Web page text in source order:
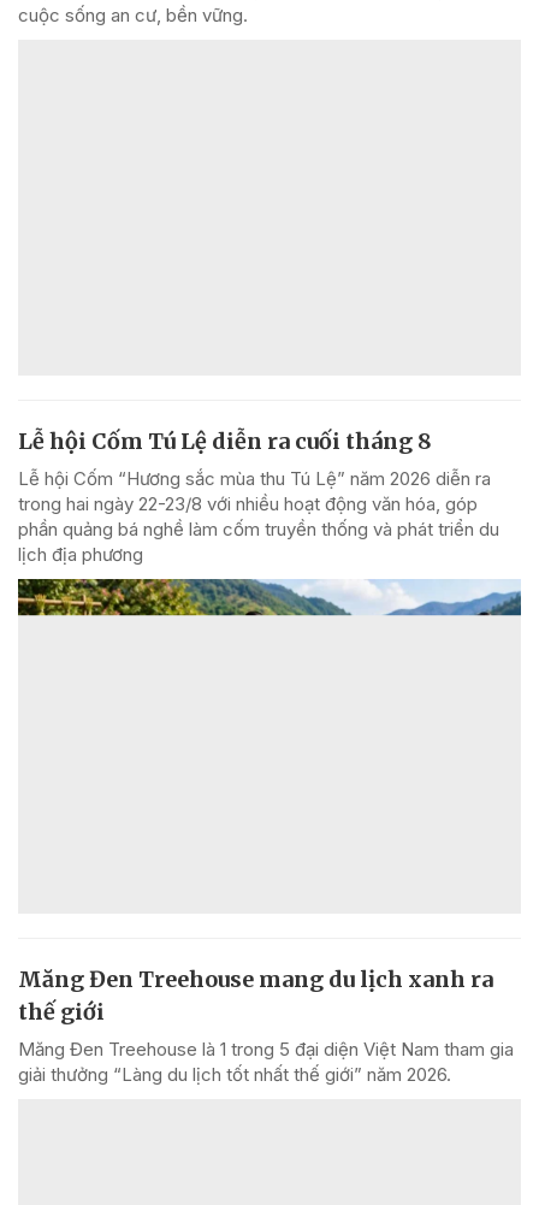
cuộc sống an cư, bền vững.
Lễ hội Cốm Tú Lệ diễn ra cuối tháng 8
Lễ hội Cốm “Hương sắc mùa thu Tú Lệ” năm 2026 diễn ra
trong hai ngày 22-23/8 với nhiều hoạt động văn hóa, góp
phần quảng bá nghề làm cốm truyền thống và phát triển du
lịch địa phương
Măng Đen Treehouse mang du lịch xanh ra
thế giới
Măng Đen Treehouse là 1 trong 5 đại diện Việt Nam tham gia
giải thưởng “Làng du lịch tốt nhất thế giới” năm 2026.